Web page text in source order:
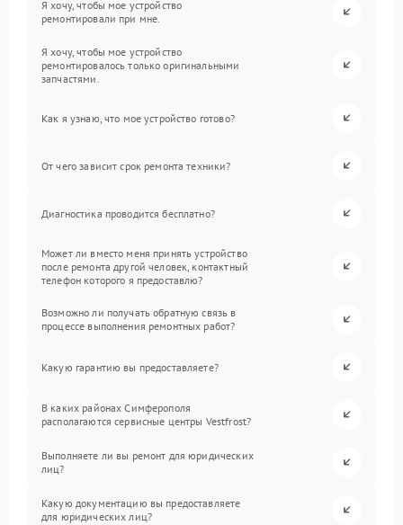
Я хочу, чтобы мое устройство
ремонтировали при мне.
Я хочу, чтобы мое устройство
ремонтировалось только оригинальными
запчастями.
Как я узнаю, что мое устройство готово?
От чего зависит срок ремонта техники?
Диагностика проводится бесплатно?
Может ли вместо меня принять устройство
после ремонта другой человек, контактный
телефон которого я предоставлю?
Возможно ли получать обратную связь в
процессе выполнения ремонтных работ?
Какую гарантию вы предоставляете?
В каких районах Симферополя
располагаются сервисные центры Vestfrost?
Выполняете ли вы ремонт для юридических
лиц?
Какую документацию вы предоставляете
для юридических лиц?